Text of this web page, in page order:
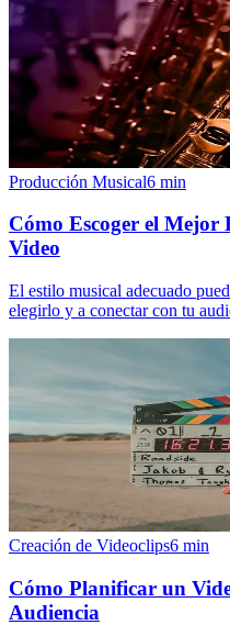
Producción Musical6 min
Cómo Escoger el
Video
El estilo musical adecuado
elegirlo y a conectar con tu
Creación de Videoclips6 min
Cómo Planificar un
Audiencia